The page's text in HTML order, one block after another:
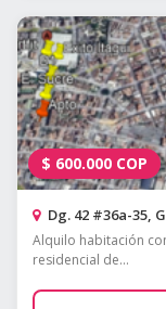
$ 600.000 COP
Dg. 42 #36a-35,
Alquilo habitación
residencial de...